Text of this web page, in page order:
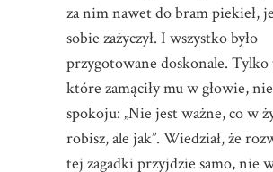
za nim nawet do bram piekieł,
sobie zażyczył. I wszystko było
przygotowane doskonale. Tylko
które zamąciły mu w głowie,
spokoju: „Nie jest ważne, co w
robisz, ale jak”. Wiedział, że
tej zagadki przyjdzie samo, nie